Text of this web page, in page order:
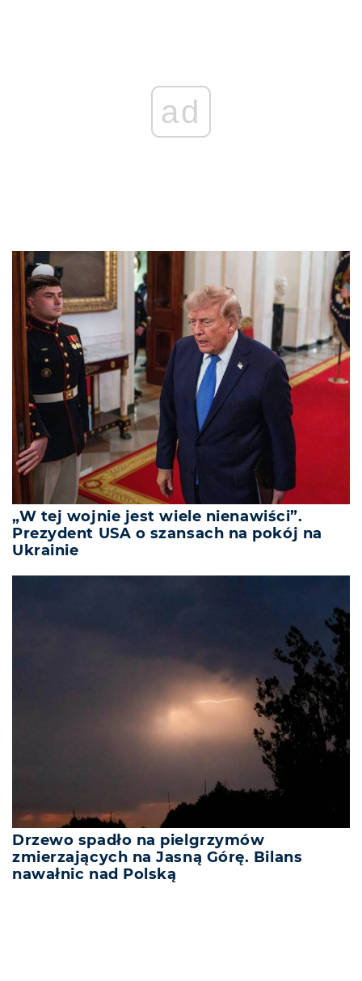
ad
„W tej wojnie jest wiele nienawiści”.
Prezydent USA o szansach na pokój na
Ukrainie
Drzewo spadło na pielgrzymów
zmierzających na Jasną Górę. Bilans
nawałnic nad Polską